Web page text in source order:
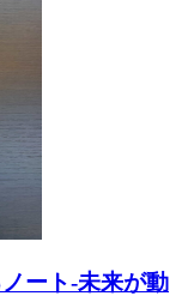
ート-未来が動